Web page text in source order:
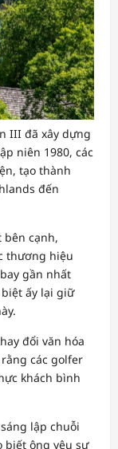
III đã xây dựng
niên 1980, các
tạo thành
đến
cạnh,
thương hiệu
gần nhất
ấy lại giữ
đổi văn hóa
các golfer
khách bình
lập chuỗi
biết ông yêu sự